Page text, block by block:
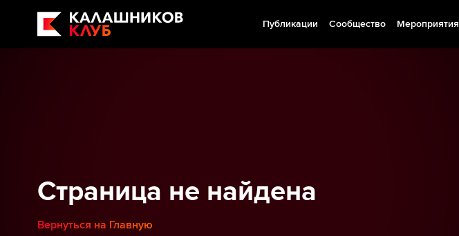
Публикации Сообщество Мероприятия
Страница не найдена
Вернуться на Главную